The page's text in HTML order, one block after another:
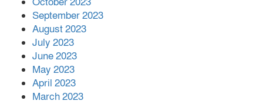
September 2023
August 2023
July 2023
June 2023
May 2023
April 2023
March 2023